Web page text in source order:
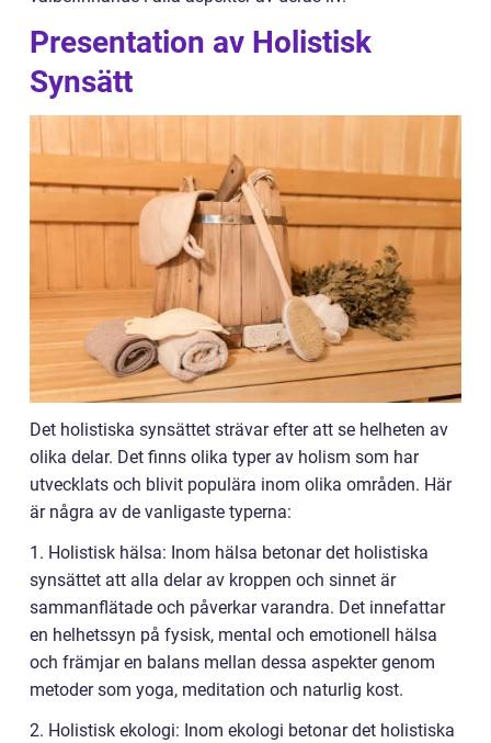
Presentation av Holistisk
Synsätt
Det holistiska synsättet strävar efter att se helheten av
olika delar. Det finns olika typer av holism som har
utvecklats och blivit populära inom olika områden. Här
är några av de vanligaste typerna:
1. Holistisk hälsa: Inom hälsa betonar det holistiska
synsättet att alla delar av kroppen och sinnet är
sammanflätade och påverkar varandra. Det innefattar
en helhetssyn på fysisk, mental och emotionell hälsa
och främjar en balans mellan dessa aspekter genom
metoder som yoga, meditation och naturlig kost.
2. Holistisk ekologi: Inom ekologi betonar det holistiska